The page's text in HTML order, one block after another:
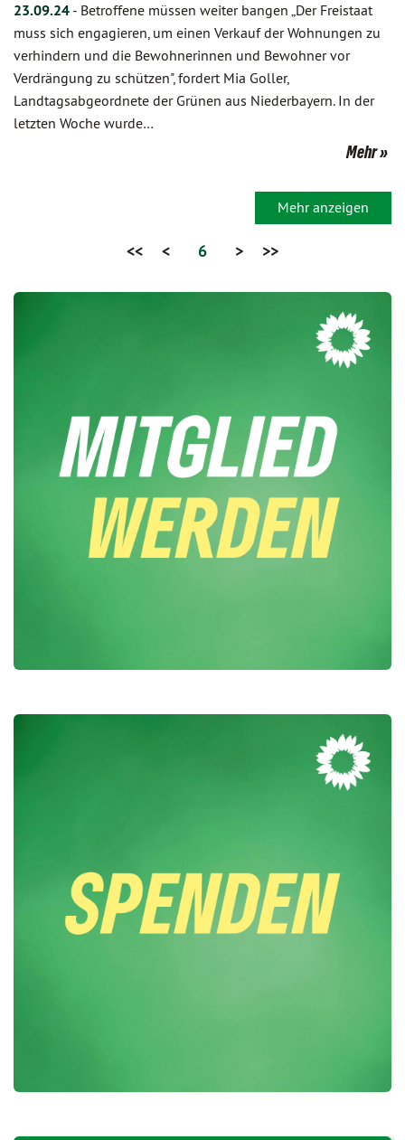
23.09.24 - Betroffene müssen weiter bangen „Der Freistaat
muss sich engagieren, um einen Verkauf der Wohnungen zu
verhindern und die Bewohnerinnen und Bewohner vor
Verdrängung zu schützen", fordert Mia Goller,
Landtagsabgeordnete der Grünen aus Niederbayern. In der
letzten Woche wurde…
Mehr
Mehr anzeigen
<< < 6 > >>